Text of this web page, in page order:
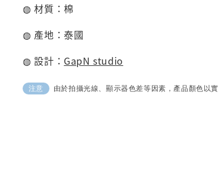
◍ 材質：棉
◍ 產地：泰國
◍ 設計： GapN studio
注意 由於拍攝光線、顯示器色差等因素，產品顏色以實